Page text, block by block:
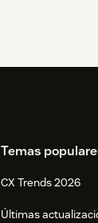
Temas
CX Trends 2026
Últimas